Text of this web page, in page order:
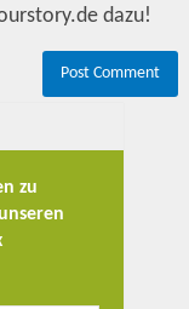
dazu!
zu